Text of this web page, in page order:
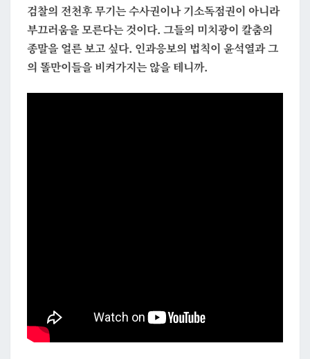
검찰의 전천후 무기는 수사권이나 기소독점권이 아니라
부끄러움을 모른다는 것이다. 그들의 미치광이 칼춤의
종말을 얼른 보고 싶다. 인과응보의 법칙이 윤석열과 그
의 똘만이들을 비켜가지는 않을 테니까.